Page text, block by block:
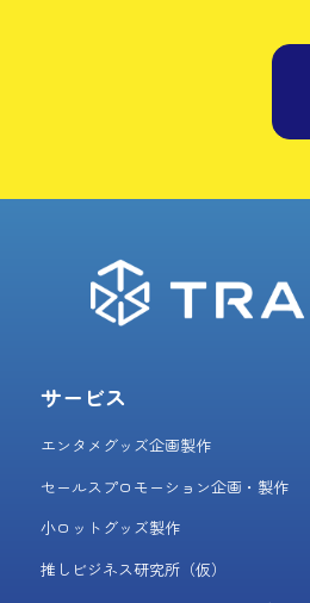
サービス
エンタメグッズ企画製作
セールスプロモーション企画・製作
小ロットグッズ製作
推しビジネス研究所（仮）